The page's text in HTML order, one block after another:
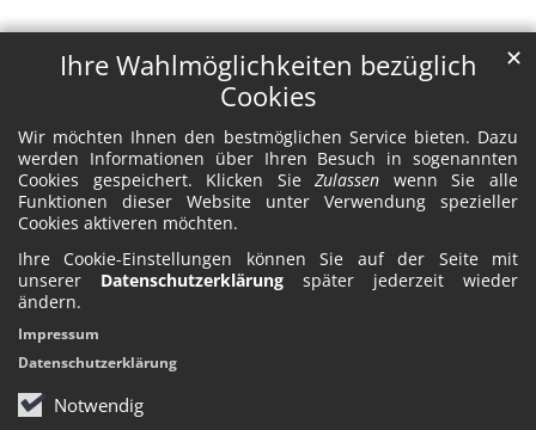
Ihre Wahlmöglichkeiten bezüglich
Cookies
Wir möchten Ihnen den bestmöglichen Service bieten. Dazu
werden Informationen über Ihren Besuch in sogenannten
Cookies gespeichert. Klicken SieZulassen wenn Sie alle
Funktionen dieser Website unter Verwendung spezieller
Cookies aktiveren möchten.
Ihre Cookie-Einstellungen können Sie auf der Seite mit
unserer Datenschutzerklärung später jederzeit wieder
ändern.
Notwendig
✕
Impressum
Datenschutzerklärung